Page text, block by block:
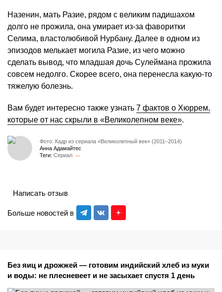
Назенин, мать Разие, рядом с великим падишахом
долго не прожила, она умирает из-за фаворитки
Селима, властолюбивой Нурбану. Далее в одном из
эпизодов мелькает могила Разие, из чего можно
сделать вывод, что младшая дочь Сулеймана прожила
совсем недолго. Скорее всего, она перенесла какую-то
тяжелую болезнь.
Вам будет интересно также узнать 7 фактов о Хюррем,
которые от нас скрыли в «Великолепном веке».
Фото: Кадр из сериала «Великолепный век» (2011–2014)
Анна Адамайтес
Теги: Сериал
Больше новостей в
Написать отзыв
Без яиц и дрожжей — готовим индийский хлеб из муки
и воды: не плесневеет и не засыхает спустя 1 день